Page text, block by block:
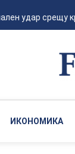
удар срещу
ИКОНОМИКА